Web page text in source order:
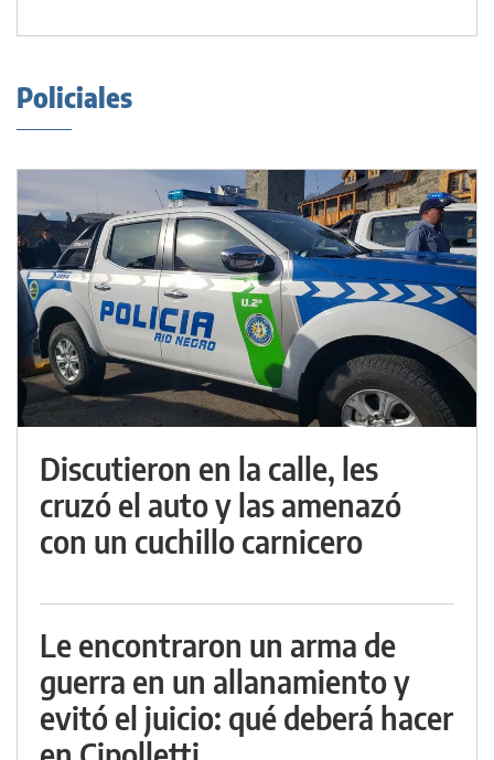
Policiales
Discutieron en la calle, les
cruzó el auto y las amenazó
con un cuchillo carnicero
Le encontraron un arma de
guerra en un allanamiento y
evitó el juicio: qué deberá hacer